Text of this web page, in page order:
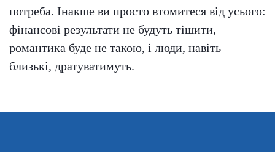
потреба. Інакше ви просто втомитеся від усього:
фінансові результати не будуть тішити,
романтика буде не такою, і люди, навіть
близькі, дратуватимуть.